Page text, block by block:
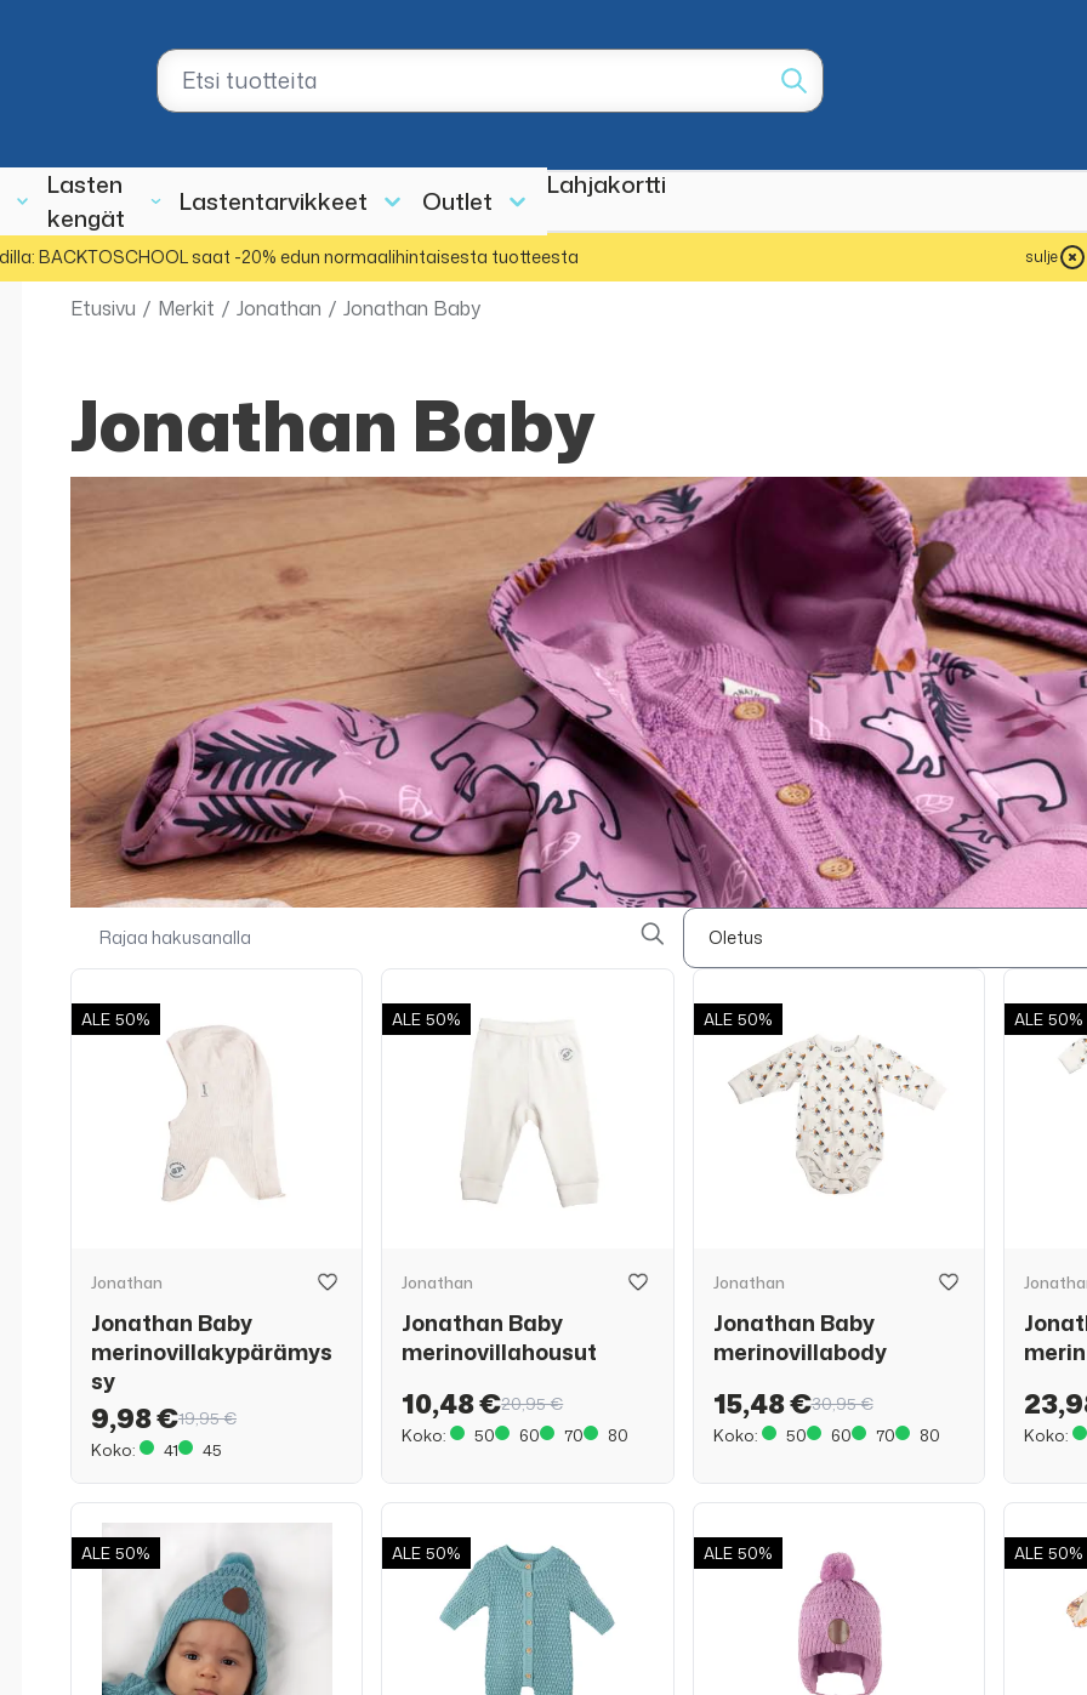
Lasten
kengät
Lastentarvikkeet Outlet
Lahjakortti
BACKTOSCHOOL saat -20% edun normaalihintaisesta tuotteesta sulje
Etusivu / Merkit / Jonathan / Jonathan Baby
Jonathan Baby
ALE 50%
Jonathan
Jonathan Baby
merinovillakypärämys
sy
9,98 €19,95 €
Koko:
41 45
ALE 50%
Jonathan
Jonathan Baby
merinovillahousut
10,48 €20,95 €
Koko:
50 60 70 80
ALE 50%
Jonathan
Jonathan Baby
merinovillabody
15,48 €30,95 €
Koko:
50 60 70 80
ALE 50%
Koko:
ALE 50% ALE 50% ALE 50% ALE 50%